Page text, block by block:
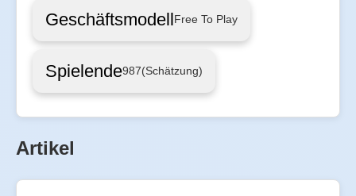
GeschäftsmodellFree To Play
Spielende987(Schätzung)
Artikel